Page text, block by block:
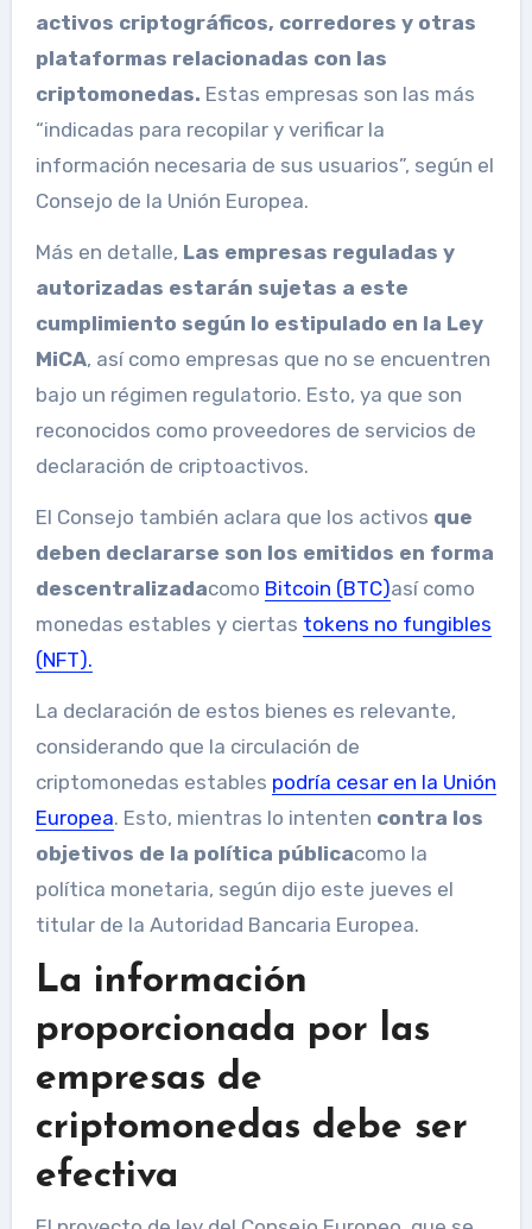
activos criptográficos, corredores y otras
plataformas relacionadas con las
criptomonedas. Estas empresas son las más
“indicadas para recopilar y verificar la
información necesaria de sus usuarios”, según el
Consejo de la Unión Europea.
Más en detalle, Las empresas reguladas y
autorizadas estarán sujetas a este
cumplimiento según lo estipulado en la Ley
MiCA, así como empresas que no se encuentren
bajo un régimen regulatorio. Esto, ya que son
reconocidos como proveedores de servicios de
declaración de criptoactivos.
El Consejo también aclara que los activos que
deben declararse son los emitidos en forma
descentralizadacomo Bitcoin (BTC)así como
monedas estables y ciertas tokens no fungibles
(NFT).
La declaración de estos bienes es relevante,
considerando que la circulación de
criptomonedas estables podría cesar en la Unión
Europea. Esto, mientras lo intenten contra los
objetivos de la política públicacomo la
política monetaria, según dijo este jueves el
titular de la Autoridad Bancaria Europea.
La información
proporcionada por las
empresas de
criptomonedas debe ser
efectiva